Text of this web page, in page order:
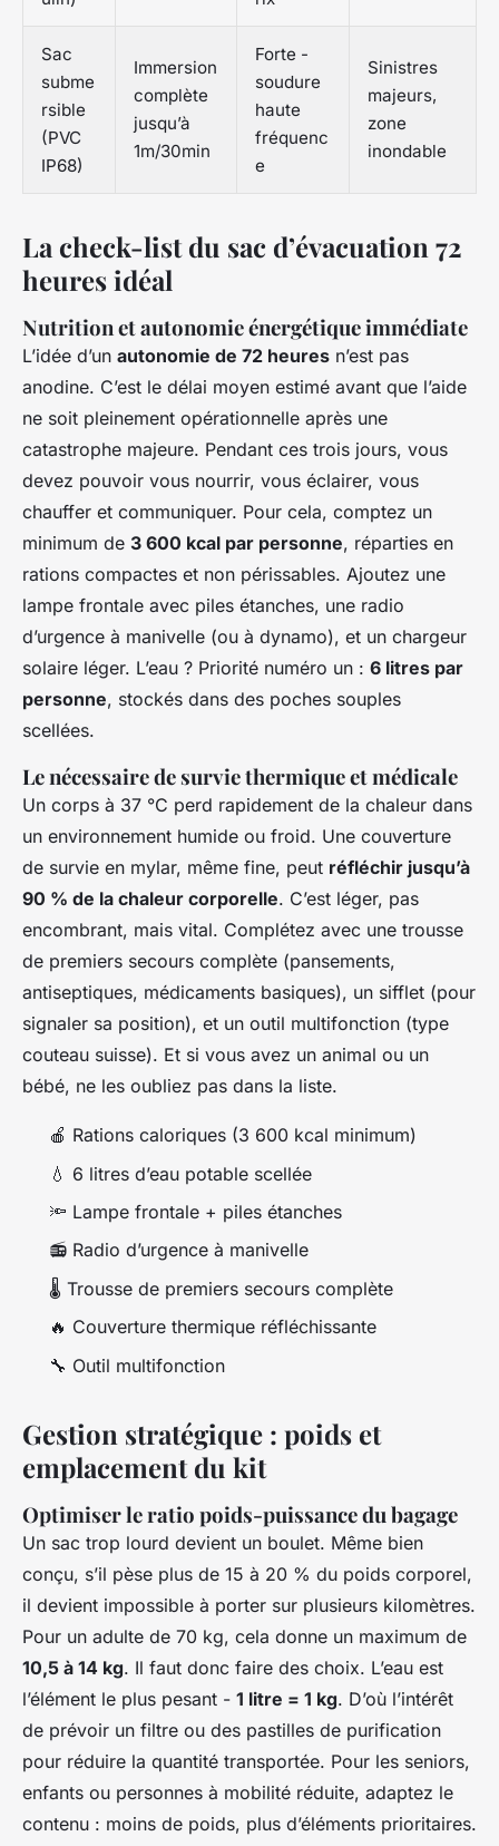
Sac
subme
rsible
(PVC
IP68)
Immersion
complète
jusqu’à
1m/30min
Forte -
soudure
haute
fréquenc
e
Sinistres
majeurs,
zone
inondable
La check-list du sac d’évacuation 72
heures idéal
Nutrition et autonomie énergétique immédiate
L’idée d’un autonomie de 72 heures n’est pas
anodine. C’est le délai moyen estimé avant que l’aide
ne soit pleinement opérationnelle après une
catastrophe majeure. Pendant ces trois jours, vous
devez pouvoir vous nourrir, vous éclairer, vous
chauffer et communiquer. Pour cela, comptez un
minimum de 3 600 kcal par personne, réparties en
rations compactes et non périssables. Ajoutez une
lampe frontale avec piles étanches, une radio
d’urgence à manivelle (ou à dynamo), et un chargeur
solaire léger. L’eau ? Priorité numéro un : 6 litres par
personne, stockés dans des poches souples
scellées.
Le nécessaire de survie thermique et médicale
Un corps à 37 °C perd rapidement de la chaleur dans
un environnement humide ou froid. Une couverture
de survie en mylar, même fine, peut réfléchir jusqu’à
90 % de la chaleur corporelle. C’est léger, pas
encombrant, mais vital. Complétez avec une trousse
de premiers secours complète (pansements,
antiseptiques, médicaments basiques), un sifflet (pour
signaler sa position), et un outil multifonction (type
couteau suisse). Et si vous avez un animal ou un
bébé, ne les oubliez pas dans la liste.
🍎 Rations caloriques (3 600 kcal minimum)
💧 6 litres d’eau potable scellée
🔦 Lampe frontale + piles étanches
📻 Radio d’urgence à manivelle
🌡️ Trousse de premiers secours complète
🔥 Couverture thermique réfléchissante
🔧 Outil multifonction
Gestion stratégique : poids et
emplacement du kit
Optimiser le ratio poids-puissance du bagage
Un sac trop lourd devient un boulet. Même bien
conçu, s’il pèse plus de 15 à 20 % du poids corporel,
il devient impossible à porter sur plusieurs kilomètres.
Pour un adulte de 70 kg, cela donne un maximum de
10,5 à 14 kg. Il faut donc faire des choix. L’eau est
l’élément le plus pesant - 1 litre = 1 kg. D’où l’intérêt
de prévoir un filtre ou des pastilles de purification
pour réduire la quantité transportée. Pour les seniors,
enfants ou personnes à mobilité réduite, adaptez le
contenu : moins de poids, plus d’éléments prioritaires.